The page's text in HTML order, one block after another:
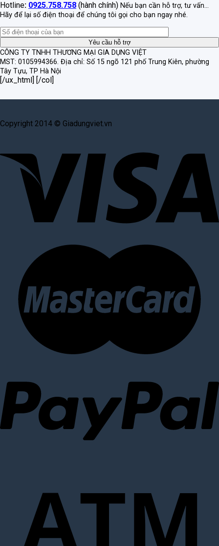
Hotline: 0925.758.758 (hành chính) Nếu bạn cần hỗ trợ, tư vấn...
Hãy để lại số điện thoại để chúng tôi gọi cho bạn ngay nhé.
CÔNG TY TNHH THƯƠNG MẠI GIA DỤNG VIỆT
MST: 0105994366. Địa chỉ: Số 15 ngõ 121 phố Trung Kiên, phường
Tây Tựu, TP Hà Nội
[/ux_html] [/col]
Copyright 2014 © Giadungviet.vn